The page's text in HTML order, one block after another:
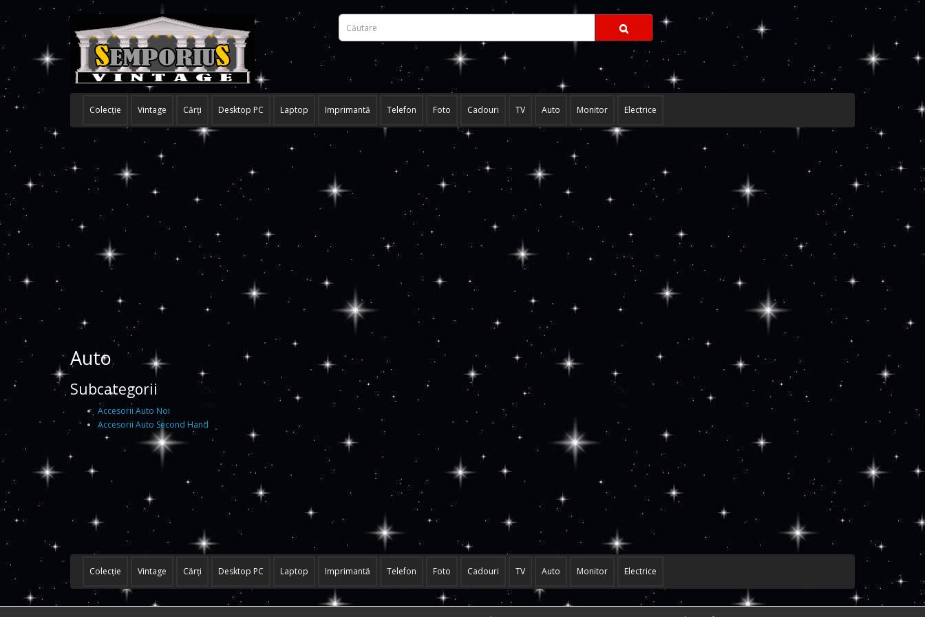
Colecţie Vintage Cărţi Desktop PC Laptop Imprimantă Telefon Foto Cadouri TV Auto Monitor Electrice
Auto
Subcategorii
Accesorii Auto Noi
Accesorii Auto Second Hand
Colecţie Vintage Cărţi Desktop PC Laptop Imprimantă Telefon Foto Cadouri TV Auto Monitor Electrice